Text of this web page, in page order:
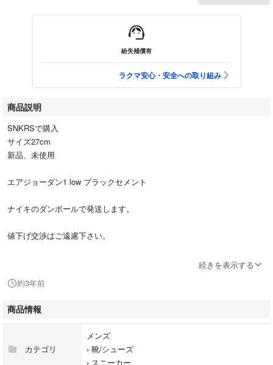
紛失補償有
ラクマ安心・安全への取り組み
商品説明
SNKRSで購入
サイズ27cm
新品、未使用
エアジョーダン1 low ブラックセメント
ナイキのダンボールで発送します。
値下げ交渉はご遠慮下さい。
続きを表示する
約3年前
商品情報
カテゴリ
メンズ
› 靴/シューズ
› スニーカー